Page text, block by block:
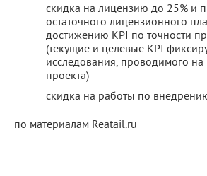
скидка на лицензию до 25% и
остаточного лицензионного
достижению KPI по точности
(текущие и целевые KPI
исследования, проводимого на
проекта)
скидка на работы по
по материалам Reatail.ru